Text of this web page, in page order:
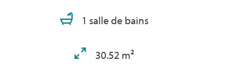
1 salle de bains
30.52 m²